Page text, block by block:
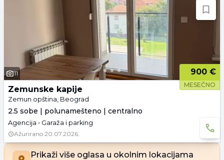
11 900 €
MESEČNO
Zemunske kapije
Zemun opština, Beograd
2.5 sobe | polunamešteno | centralno
Agencija • Garaža i parking
Ažurirano 20.07.2026.
Prikaži više oglasa u okolnim lokacijama